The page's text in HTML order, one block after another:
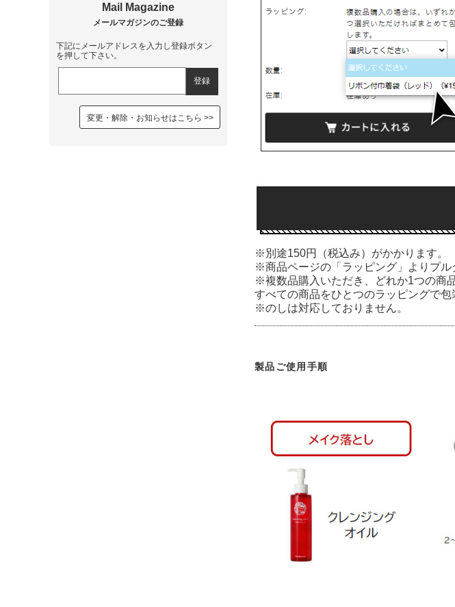
※別途150円（税込み）がかかります。
※商品ページの「ラッピング」よりプル
※複数品購入いただき、どれか1つの商
すべての商品をひとつのラッピングで包
※のしは対応しておりません。
製品ご使用手順
下記にメールアドレスを入力し登録ボタン
を押して下さい。
変更・解除・お知らせはこちら